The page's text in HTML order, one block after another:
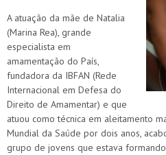
A atuação da mãe de Natalia
(Marina Rea), grande
especialista em
amamentação do País,
fundadora da IBFAN (Rede
Internacional em Defesa do
Direito de Amamentar) e que
atuou como técnica em aleitamento
Mundial da Saúde por dois anos,
grupo de jovens que estava